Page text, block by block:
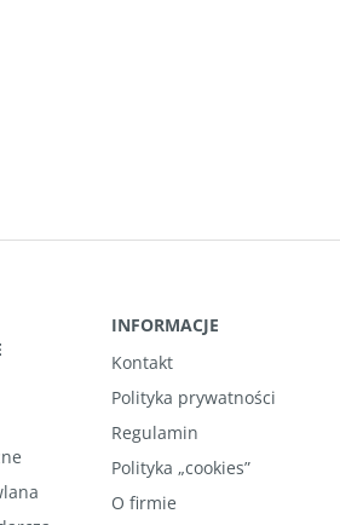
INFORMACJE
Kontakt
Polityka prywatności
Regulamin
Polityka „cookies”
O firmie